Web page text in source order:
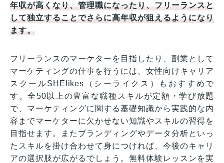
年収が高くなり、管理職になったり、フリーランスと
して独立することでさらに高年収が狙えるようになり
ます。
フリーランスのマーケターを目指したり、副業として
マーケティングの仕事を行うには、女性向けキャリア
スクールSHElikes（シーライクス）もおすすめで
す。全50以上の豊富な職種スキルが定額・学び放題
で、マーケティングに関する基礎知識から実践的な内
容までマーケターに欠かせない知識やスキルの習得を
目指せます。またブランディングやデータ分析といっ
たスキルを掛け合わせて身につければ、今後のキャリ
アの選択肢が広がるでしょう。無料体験レッスンを実